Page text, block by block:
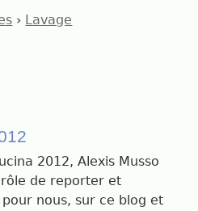
› Lavage
2012, Alexis Musso
rôle de reporter et
nous, sur ce blog et